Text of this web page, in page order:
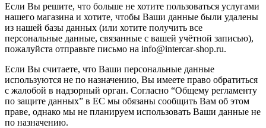
Если Вы решите, что больше не хотите пользоваться услугами
нашего магазина и хотите, чтобы Ваши данные были удалены
из нашей базы данных (или хотите получить все
персональные данные, связанные с вашей учётной записью),
пожалуйста отправьте письмо на info@intercar-shop.ru.
Если Вы считаете, что Ваши персональные данные
используются не по назначению, Вы имеете право обратиться
с жалобой в надзорный орган. Согласно “Общему регламенту
по защите данных” в ЕС мы обязаны сообщить Вам об этом
праве, однако мы не планируем использовать Ваши данные не
по назначению.